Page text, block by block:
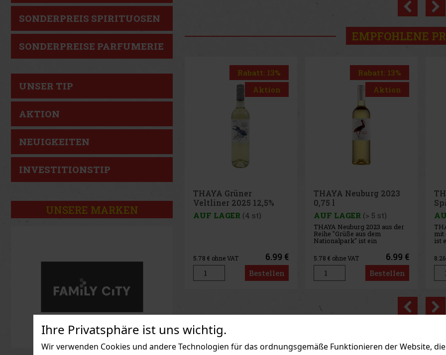
Ihre Privatsphäre ist uns wichtig.
Wir verwenden Cookies und andere Technologien für das ordnungsgemäße Funktionieren der Website,
SONDERPREIS SPIRITUOSEN
SONDERPREISE PARFUMERIE
UNSER TIP
AKTION
NEUIGKEITEN
INVESTITIONSTIP
UNSERE MARKEN
EMPFOHLENE
Rabatt: 13%
Aktion
THAYA Neuburg 2023
0,75 l
AUF LAGER (> 5 st)
Znojmo (Mähren), der durch
seine konzentrierte Farbe mit
goldgelben Reflexen und
seinen wunderschön reinen
Sortencharakter besticht. In
5.78 € ohne VAT 6.99 €
Bestellen
Rabatt: 9%
Aktion
THAYA Riesling 2023
Spätlese 13% 0,75 l
AUF LAGER (> 5 st)
THAYA Riesling 2023 Terroir
mit der Bezeichnung Spätlese
ist ein trockener Weißwein,
der auf dem reinen Terroir-
Charakter der Region Znojmo
basiert. Im Glas besticht er
durch seine grünliche Farbe.
Der Duft ist deutlich zitrusartig,
ergänzt durch san
8.26 € ohne VAT 9.99 €
Bestellen
8.26
Previous